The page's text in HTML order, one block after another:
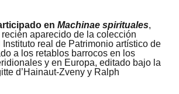
en Machinae spirituales,
aparecido de la colección
real de Patrimonio artístico de
a los retablos barrocos en los
y en Europa, editado bajo la
d’Hainaut-Zveny y Ralph